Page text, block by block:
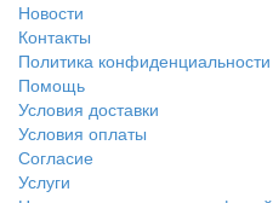
Новости
Контакты
Политика конфиденциальности
Помощь
Условия доставки
Условия оплаты
Согласие
Услуги